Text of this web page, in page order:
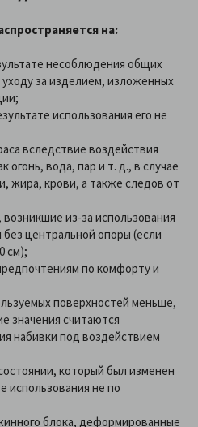
на:
несоблюдения общих
за изделием, изложенных
использования его не
вследствие воздействия
огонь, вода, пар и т. д., в случае
жира, крови, а также следов от
из-за использования
без центральной опоры (если
см);
по комфорту и
поверхностей меньше,
значения считаются
набивки под воздействием
который был изменен
использования не по
блока, деформированные